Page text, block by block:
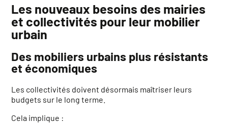
Les nouveaux besoins des mairies
et collectivités pour leur mobilier
urbain
Des mobiliers urbains plus résistants
et économiques
Les collectivités doivent désormais maîtriser leurs
budgets sur le long terme.
Cela implique :